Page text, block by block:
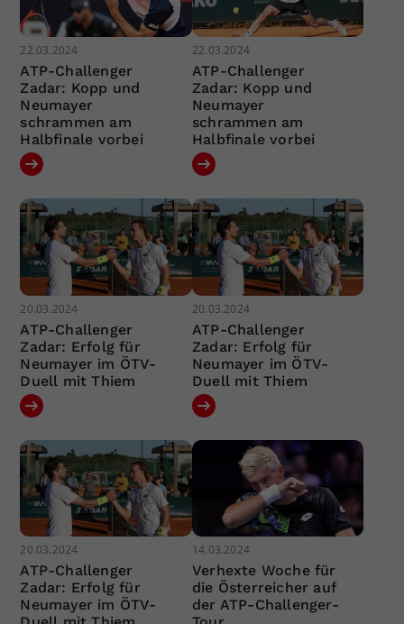
22.03.2024
ATP-Challenger
Zadar: Kopp und
Neumayer
schrammen am
Halbfinale vorbei
22.03.2024
ATP-Challenger
Zadar: Kopp und
Neumayer
schrammen am
Halbfinale vorbei
20.03.2024
ATP-Challenger
Zadar: Erfolg für
Neumayer im ÖTV-
Duell mit Thiem
20.03.2024
ATP-Challenger
Zadar: Erfolg für
Neumayer im ÖTV-
Duell mit Thiem
20.03.2024
ATP-Challenger
Zadar: Erfolg für
Neumayer im ÖTV-
14.03.2024
Verhexte Woche für
die Österreicher auf
der ATP-Challenger-